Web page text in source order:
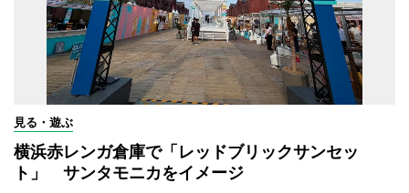
見る・遊ぶ
横浜赤レンガ倉庫で「レッドブリックサンセッ
ト」 サンタモニカをイメージ